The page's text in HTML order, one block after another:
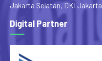
Jakarta Selatan, DKI Jakarta
Digital Partner